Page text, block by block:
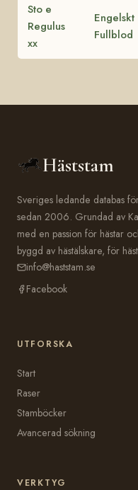
Sto e
Regulus
xx
Engelskt
Fullblod
Häststam
Sveriges ledande databas
sedan 2006. Grundad av
med en passion för hästar
byggd av hästälskare, för
info@haststam.se
Facebook
UTFORSKA
Start
Raser
Stamböcker
Avancerad sökning
VERKTYG